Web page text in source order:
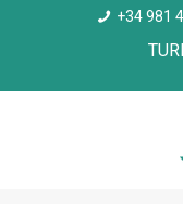
+34 981